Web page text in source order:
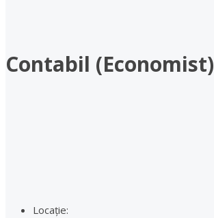
Contabil (Economist)
Locație: